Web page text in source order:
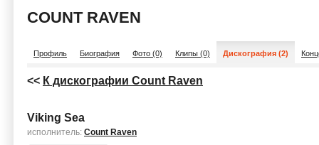
COUNT RAVEN
Профиль Биография Фото (0) Клипы (0) Дискография (2)
<< К дискографии Count Raven
Viking Sea
исполнитель: Count Raven